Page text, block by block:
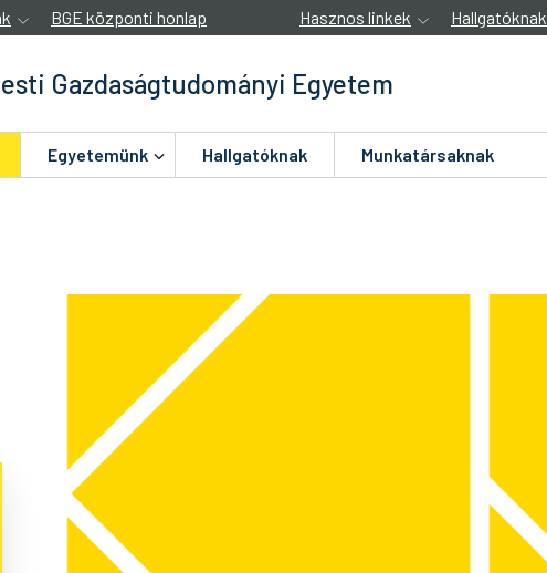
BGE központi honlap Hasznos linkek Hallgatóknak
Gazdaságtudományi Egyetem
Egyetemünk Hallgatóknak Munkatársaknak